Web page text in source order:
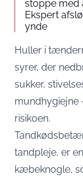
stoppe med
Ekspert
ynde
Huller i
syrer, der
sukker,
mundhygiejne
risikoen.
tandpleje, er
kæbeknogle,